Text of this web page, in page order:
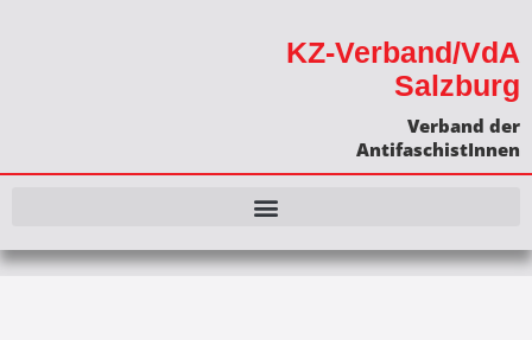
KZ-Verband/VdA
Salzburg
Verband der
AntifaschistInnen